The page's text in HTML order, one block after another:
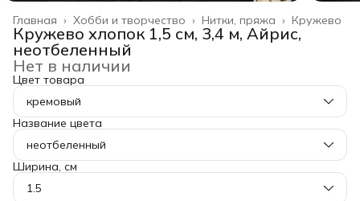
Кружево
Нитки, пряжа ›
Хобби и творчество ›
Главная ›
Кружево хлопок 1,5 см, 3,4 м, Айрис,
неотбеленный
Нет в наличии
Цвет товара
кремовый
Название цвета
неотбеленный
Ширина, см
1.5